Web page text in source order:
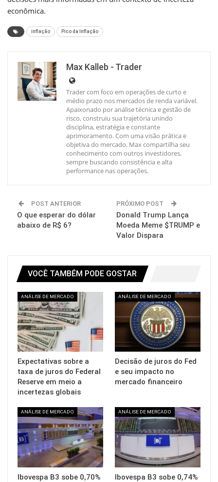
econômica.
inflação Pico da Inflação
Max Kalleb - Trader
Trader com foco em operações de curto e
médio prazo nos mercados de renda variável.
Apaixonado por análise técnica e gestão de
risco, construiu sua trajetória unindo
disciplina, estratégia e constante
aprimoramento. Com uma visão prática e
objetiva do mercado, Max compartilha seu
conhecimento com outros investidores,
sempre buscando consistência e alta
performance nas operações.
POST ANTERIOR
O que esperar do dólar
abaixo de R$ 6?
PRÓXIMO POST
Donald Trump Lança
Moeda Meme $TRUMP e
Valor Dispara
VOCÊ TAMBÉM PODE GOSTAR
ANÁLISE DE MERCADO
Expectativas sobre a
taxa de juros do Federal
Reserve em meio a
incertezas globais
ANÁLISE DE MERCADO
Decisão de juros do Fed
e seu impacto no
mercado financeiro
ANÁLISE DE MERCADO
Ibovespa B3 sobe 0,70%
ANÁLISE DE MERCADO
Ibovespa B3 sobe 0,74%